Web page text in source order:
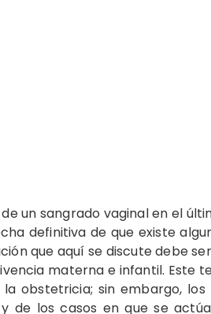
un sangrado vaginal en el
definitiva de que existe
que aquí se discute debe
materna e infantil. Este
obstetricia; sin embargo,
de los casos en que se